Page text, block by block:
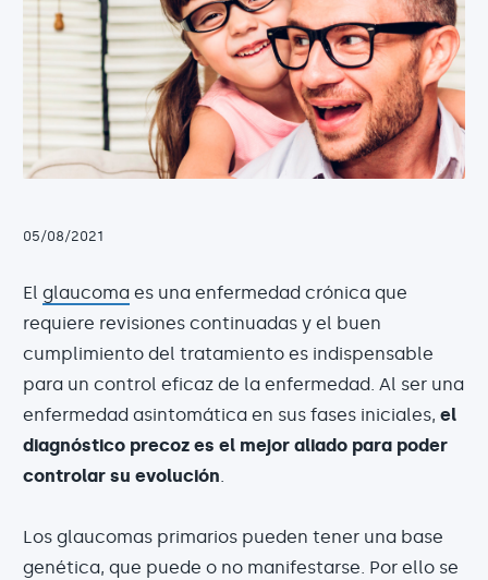
05/08/2021
El glaucoma es una enfermedad crónica que
requiere revisiones continuadas y el buen
cumplimiento del tratamiento es indispensable
para un control eficaz de la enfermedad. Al ser una
enfermedad asintomática en sus fases iniciales, el
diagnóstico precoz es el mejor aliado para poder
controlar su evolución.
Los glaucomas primarios pueden tener una base
genética, que puede o no manifestarse. Por ello se